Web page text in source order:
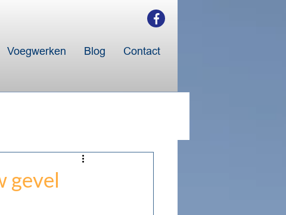
Voegwerken Blog Contact
gevel